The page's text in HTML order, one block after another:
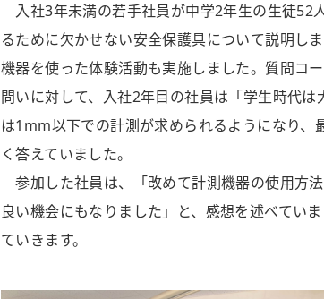
入社3年未満の若手社員が中学2年生の生徒52
るために欠かせない安全保護具について説明し
機器を使った体験活動も実施しました。質問コ
問いに対して、入社2年目の社員は「学生時代
は1mm以下での計測が求められるようになり、
く答えていました。
参加した社員は、「改めて計測機器の使用方
良い機会にもなりました」と、感想を述べてい
ていきます。